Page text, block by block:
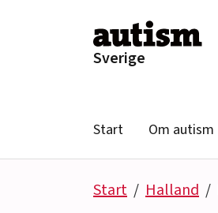
Sverige
Start Om autism
Start Halland